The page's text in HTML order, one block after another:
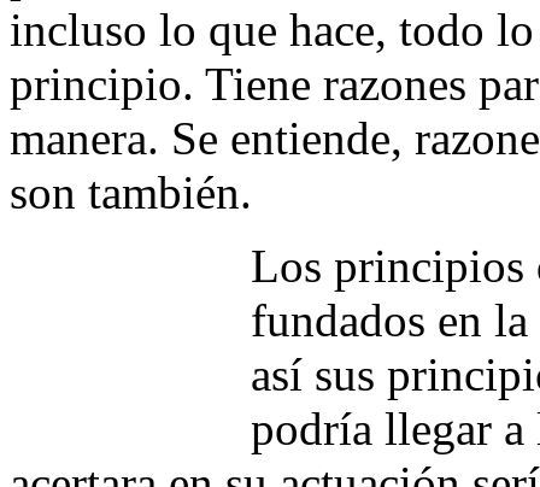
incluso lo que hace, todo
principio. Tiene razones
manera. Se entiende,
son también.
Los principios
fundados en
así sus
podría llegar a